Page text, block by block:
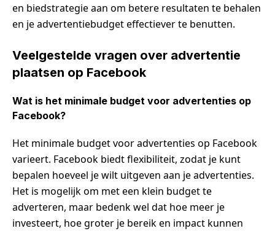
en biedstrategie aan om betere resultaten te behalen
en je advertentiebudget effectiever te benutten.
Veelgestelde vragen over advertentie
plaatsen op Facebook
Wat is het minimale budget voor advertenties op
Facebook?
Het minimale budget voor advertenties op Facebook
varieert. Facebook biedt flexibiliteit, zodat je kunt
bepalen hoeveel je wilt uitgeven aan je advertenties.
Het is mogelijk om met een klein budget te
adverteren, maar bedenk wel dat hoe meer je
investeert, hoe groter je bereik en impact kunnen